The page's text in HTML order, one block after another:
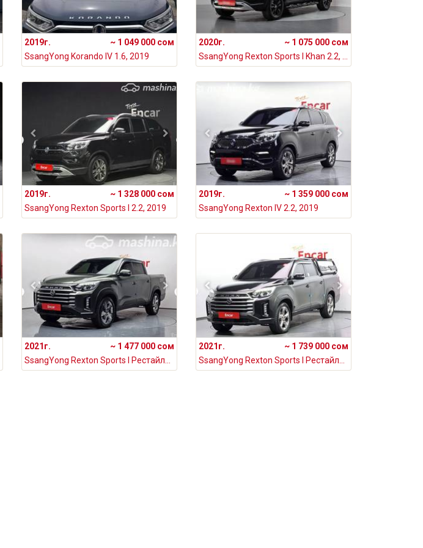
2019г.
~ 1 049 000 сом
SsangYong Korando IV 1.6, 2019
2020г.
~ 1 075 000 сом
2019г.
~ 1 328 000 сом
SsangYong Rexton Sports I 2.2, 2019
2019г.
~ 1 359 000 сом
SsangYong Rexton IV 2.2, 2019
2021г.
~ 1 477 000 сом
2021г.
~ 1 739 000 сом